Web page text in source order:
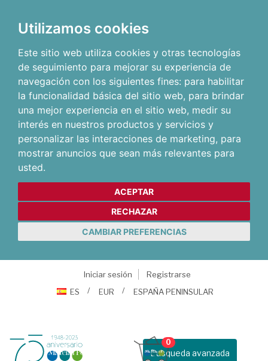
Utilizamos cookies
Este sitio web utiliza cookies y otras tecnologías
de seguimiento para mejorar su experiencia de
navegación con los siguientes fines: para habilitar
la funcionalidad básica del sitio web, para brindar
una mejor experiencia en el sitio web, medir su
interés en nuestros productos y servicios y
personalizar las interacciones de marketing, para
mostrar anuncios que sean más relevantes para
usted.
ACEPTAR
RECHAZAR
CAMBIAR PREFERENCIAS
Iniciar sesión
Registrarse
ES
EUR ESPAÑA PENINSULAR
Busqueda avanzada
0